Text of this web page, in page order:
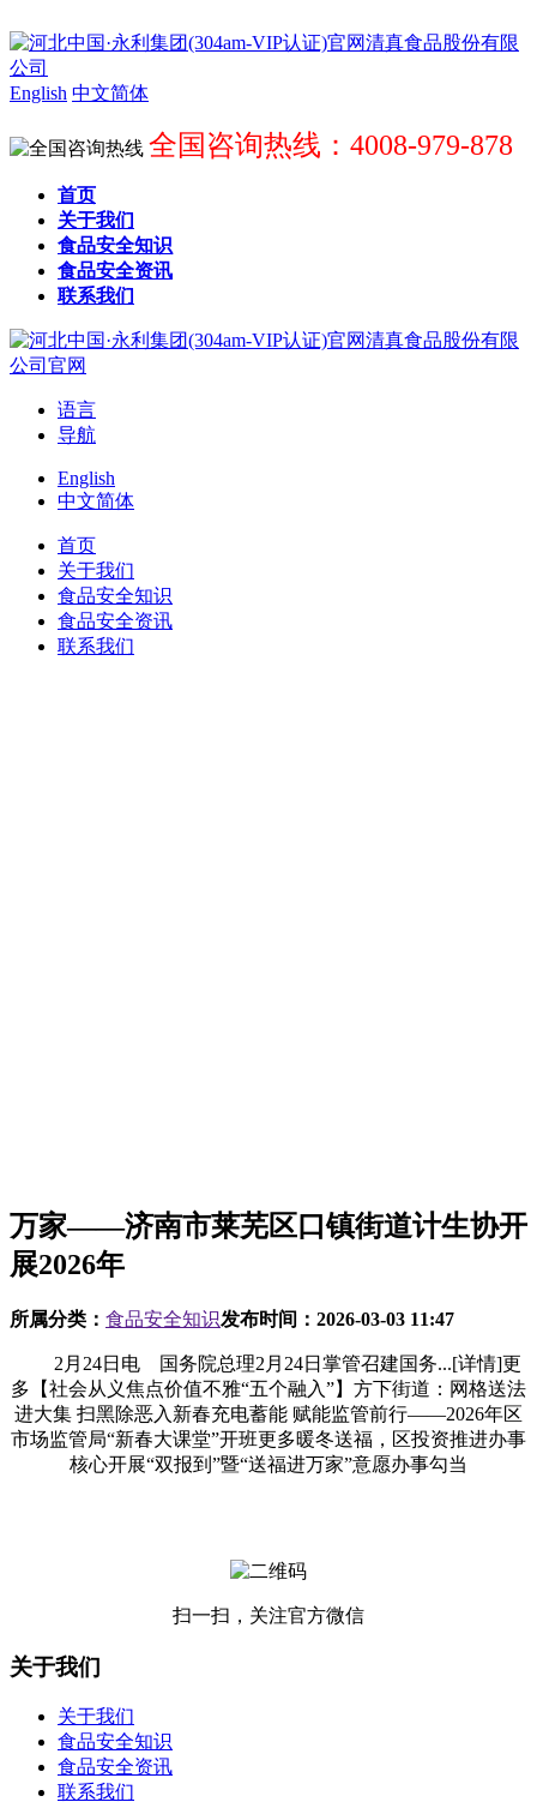
English 中文简体
全国咨询热线：4008-979-878
首页
关于我们
食品安全知识
食品安全资讯
联系我们
语言
导航
English
中文简体
首页
关于我们
食品安全知识
食品安全资讯
联系我们
万家——济南市莱芜区口镇街道计生协开
展2026年
所属分类： 食品安全知识发布时间： 2026-03-03 11:47
2月24日电 国务院总理2月24日掌管召建国务...[详情]更
多【社会从义焦点价值不雅“五个融入”】​方下街道：网格送法
进大集 扫黑除恶入新春充电蓄能 赋能监管前行——2026年区
市场监管局“新春大课堂”开班更多暖冬送福，区投资推进办事
核心开展“双报到”暨“送福进万家”意愿办事勾当
扫一扫，关注官方微信
关于我们
关于我们
食品安全知识
食品安全资讯
联系我们